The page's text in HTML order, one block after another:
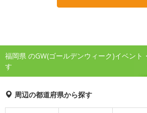
福岡県 のGW(ゴールデンウィーク)イベント
す
周辺の都道府県から探す